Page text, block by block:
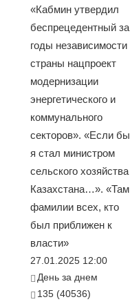
«Кабмин утвердил
беспрецедентный за
годы независимости
страны нацпроект
модернизации
энергетического и
коммунального
секторов». «Если бы
я стал министром
сельского хозяйства
Казахстана…». «Там
фамилии всех, кто
был приближен к
власти»
27.01.2025 12:00
День за днем
135 (40536)